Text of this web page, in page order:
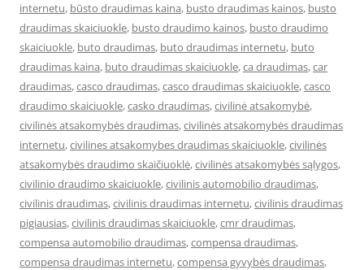
internetu, būsto draudimas kaina, busto draudimas kainos, busto
draudimas skaiciuokle, busto draudimo kainos, busto draudimo
skaiciuokle, buto draudimas, buto draudimas internetu, buto
draudimas kaina, buto draudimas skaiciuokle,ca draudimas,car
draudimas,casco draudimas,casco draudimas skaiciuokle,casco
draudimo skaiciuokle,casko draudimas,civilinė atsakomybė,
civilinės atsakomybės draudimas,civilinės atsakomybės draudimas
internetu,civilines atsakomybes draudimas skaiciuokle,civilinės
atsakomybės draudimo skaičiuoklė,civilinės atsakomybės sąlygos,
civilinio draudimo skaiciuokle,civilinis automobilio draudimas,
civilinis draudimas,civilinis draudimas internetu,civilinis draudimas
pigiausias,civilinis draudimas skaiciuokle,cmr draudimas,
compensa automobilio draudimas,compensa draudimas,
compensa draudimas internetu,compensa gyvybės draudimas,